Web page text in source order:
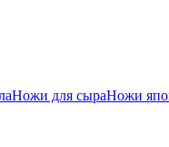
Ножи для сыраНожи